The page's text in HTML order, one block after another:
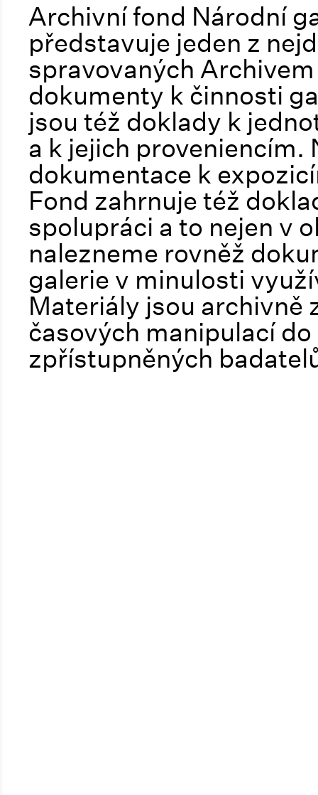
Archivní fond Národní
představuje jeden z
spravovaných
dokumenty k činnosti
jsou též doklady k
a k jejich proveniencím.
dokumentace k
Fond zahrnuje též
spolupráci a to nejen v
nalezneme rovněž
galerie v minulosti
Materiály jsou archivně
časových manipulací
zpřístupněných